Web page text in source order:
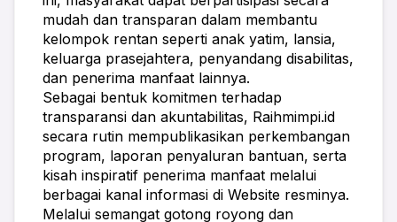
mudah dan transparan dalam membantu
kelompok rentan seperti anak yatim, lansia,
keluarga prasejahtera, penyandang disabilitas,
dan penerima manfaat lainnya.
Sebagai bentuk komitmen terhadap
transparansi dan akuntabilitas, Raihmimpi.id
secara rutin mempublikasikan perkembangan
program, laporan penyaluran bantuan, serta
kisah inspiratif penerima manfaat melalui
berbagai kanal informasi di Website resminya.
Melalui semangat gotong royong dan